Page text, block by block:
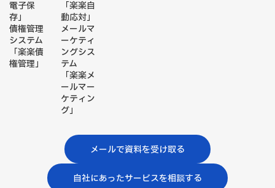
電子保
存」
債権管理
システム
「楽楽債
権管理」
「楽楽自
動応対」
メールマ
ーケティ
ングシス
テム
「楽楽メ
ールマー
ケティン
グ」
メールで資料を受け取る
自社にあったサービスを相談する